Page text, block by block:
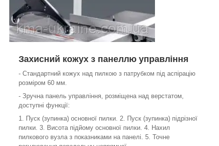
Захисний кожух з панеллю управління
- Стандартний кожух над пилкою з патрубком під аспірацію
розміром 60 мм.
- Зручна панель управління, розміщена над верстатом,
доступні функції:
1. Пуск (зупинка) основної пилки. 2. Пуск (зупинка) підрізної
пилки. 3. Висота підйому основної пилки. 4. Нахил
пилкового вузла з показниками на панелі. 5. Точне